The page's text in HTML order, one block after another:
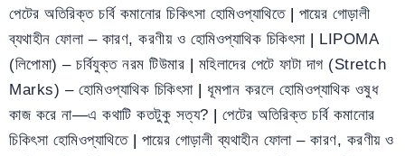
পেটের অতিরিক্ত চর্বি কমানোর চিকিৎসা হোমিওপ্যাথিতে | পায়ের গোড়ালী
ব্যথাহীন ফোলা – কারণ, করণীয় ও হোমিওপ্যাথিক চিকিৎসা | LIPOMA
(লিপোমা) – চর্বিযুক্ত নরম টিউমার | মহিলাদের পেটে ফাটা দাগ (Stretch
Marks) – হোমিওপ্যাথিক চিকিৎসা | ধূমপান করলে হোমিওপ্যাথিক ওষুধ
কাজ করে না—এ কথাটি কতটুকু সত্য? | পেটের অতিরিক্ত চর্বি কমানোর
চিকিৎসা হোমিওপ্যাথিতে | পায়ের গোড়ালী ব্যথাহীন ফোলা – কারণ, করণীয় ও